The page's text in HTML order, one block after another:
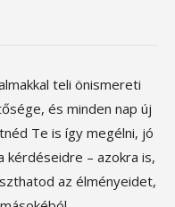
teli önismereti
és minden nap új
Te is így megélni, jó
kérdéseidre – azokra is,
az élményeidet,